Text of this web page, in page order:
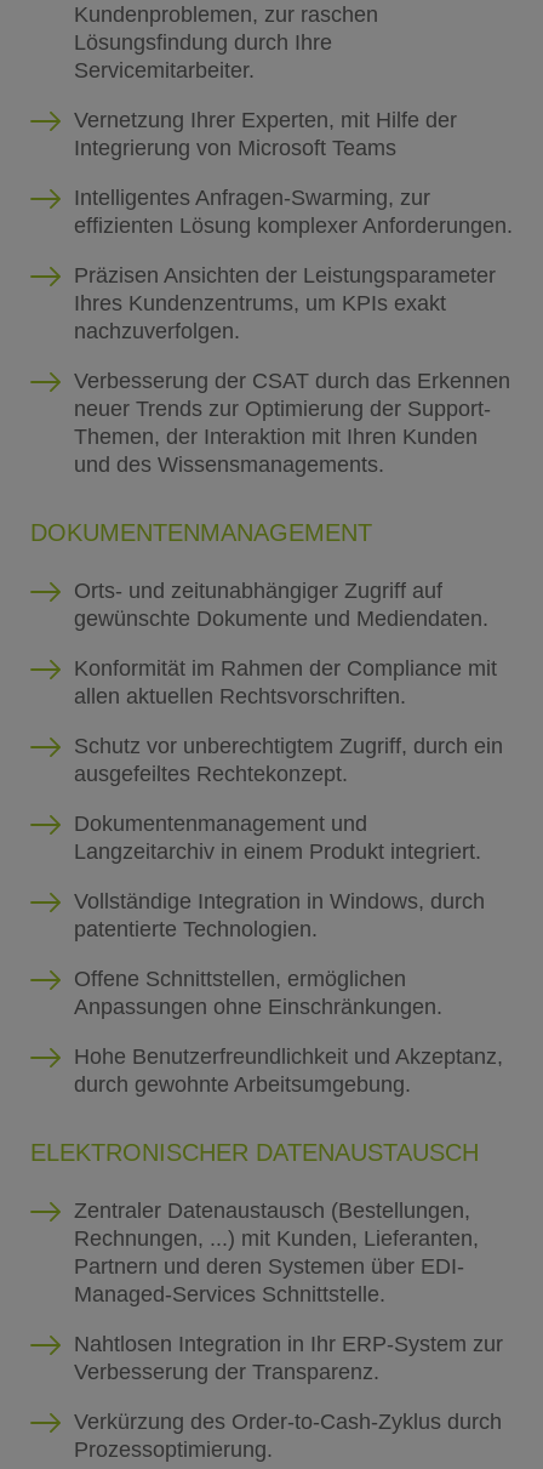
Kundenproblemen, zur raschen
Lösungsfindung durch Ihre
Servicemitarbeiter.
Vernetzung Ihrer Experten, mit Hilfe der
Integrierung von Microsoft Teams
Intelligentes Anfragen-Swarming, zur
effizienten Lösung komplexer Anforderungen.
Präzisen Ansichten der Leistungsparameter
Ihres Kundenzentrums, um KPIs exakt
nachzuverfolgen.
Verbesserung der CSAT durch das Erkennen
neuer Trends zur Optimierung der Support-
Themen, der Interaktion mit Ihren Kunden
und des Wissensmanagements.
DOKUMENTENMANAGEMENT
Orts- und zeitunabhängiger Zugriff auf
gewünschte Dokumente und Mediendaten.
Konformität im Rahmen der Compliance mit
allen aktuellen Rechtsvorschriften.
Schutz vor unberechtigtem Zugriff, durch ein
ausgefeiltes Rechtekonzept.
Dokumentenmanagement und
Langzeitarchiv in einem Produkt integriert.
Vollständige Integration in Windows, durch
patentierte Technologien.
Offene Schnittstellen, ermöglichen
Anpassungen ohne Einschränkungen.
Hohe Benutzerfreundlichkeit und Akzeptanz,
durch gewohnte Arbeitsumgebung.
ELEKTRONISCHER DATENAUSTAUSCH
Zentraler Datenaustausch (Bestellungen,
Rechnungen, ...) mit Kunden, Lieferanten,
Partnern und deren Systemen über EDI-
Managed-Services Schnittstelle.
Nahtlosen Integration in Ihr ERP-System zur
Verbesserung der Transparenz.
Verkürzung des Order-to-Cash-Zyklus durch
Prozessoptimierung.